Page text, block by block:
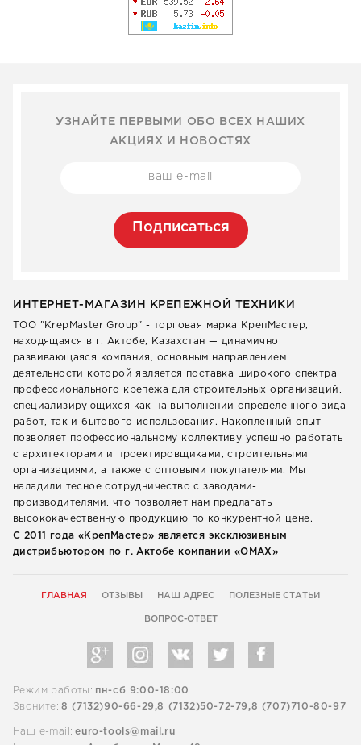
УЗНАЙТЕ ПЕРВЫМИ ОБО ВСЕХ НАШИХ
АКЦИЯХ И НОВОСТЯХ
Подписаться
ИНТЕРНЕТ-МАГАЗИН КРЕПЕЖНОЙ ТЕХНИКИ
ТОО "KrepMaster Group" - торговая марка КрепМастер,
находящаяся в г. Актобе, Казахстан — динамично
развивающаяся компания, основным направлением
деятельности которой является поставка широкого спектра
профессионального крепежа для строительных организаций,
специализирующихся как на выполнении определенного вида
работ, так и бытового использования. Накопленный опыт
позволяет профессиональному коллективу успешно работать
с архитекторами и проектировщиками, строительными
организациями, а также с оптовыми покупателями. Мы
наладили тесное сотрудничество с заводами-
производителями, что позволяет нам предлагать
высококачественную продукцию по конкурентной цене.
С 2011 года «КрепМастер» является эксклюзивным
дистрибьютором по г. Актобе компании «ОМАХ»
ГЛАВНАЯ ОТЗЫВЫ НАШ АДРЕС ПОЛЕЗНЫЕ СТАТЬИ
ВОПРОС-ОТВЕТ
Режим работы: пн-сб 9:00-18:00
Наш e-mail: euro-tools@mail.ru
Звоните: 8 (7132)90-66-29,8 (7132)50-72-79,8 (707)710-80-97